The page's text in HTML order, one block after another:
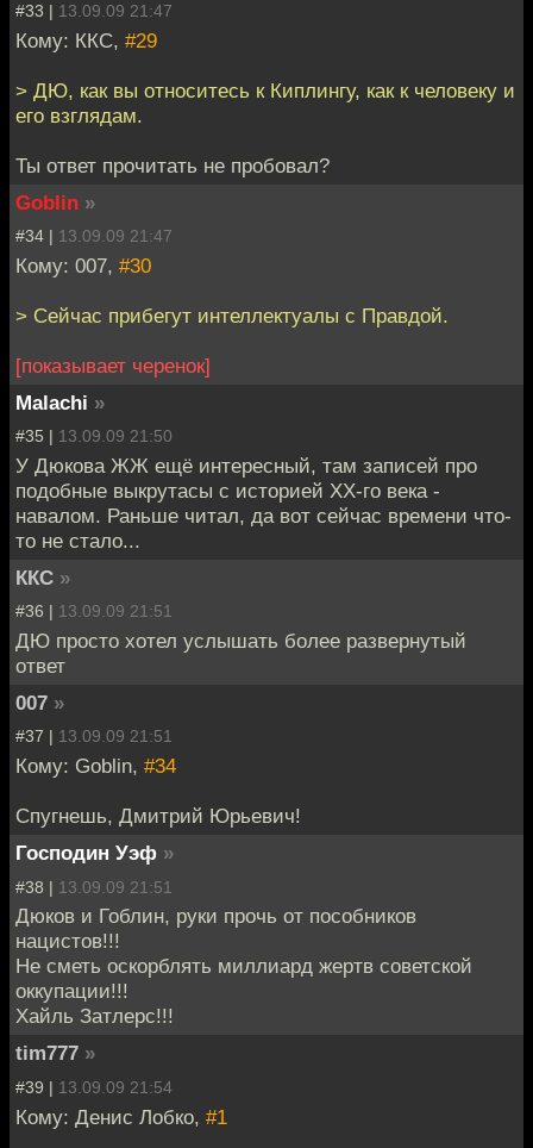
#33 | 13.09.09 21:47
Кому: ККС, #29
> ДЮ, как вы относитесь к Киплингу, как к человеку и
его взглядам.
Ты ответ прочитать не пробовал?
Goblin »
#34 | 13.09.09 21:47
Кому: 007, #30
> Сейчас прибегут интеллектуалы с Правдой.
[показывает черенок]
Malachi »
#35 | 13.09.09 21:50
У Дюкова ЖЖ ещё интересный, там записей про
подобные выкрутасы с историей ХХ-го века -
навалом. Раньше читал, да вот сейчас времени что-
то не стало...
ККС »
#36 | 13.09.09 21:51
ДЮ просто хотел услышать более развернутый
ответ
007 »
#37 | 13.09.09 21:51
Кому: Goblin, #34
Спугнешь, Дмитрий Юрьевич!
Господин Уэф »
#38 | 13.09.09 21:51
Дюков и Гоблин, руки прочь от пособников
нацистов!!!
Не сметь оскорблять миллиард жертв советской
оккупации!!!
Хайль Затлерс!!!
tim777 »
#39 | 13.09.09 21:54
Кому: Денис Лобко, #1